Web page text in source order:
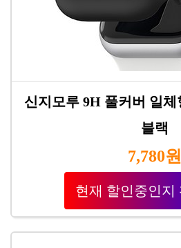
신지모루 9H 풀커버 일체
블랙
7,780원
현재 할인중인지